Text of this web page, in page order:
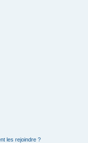
les rejoindre ?